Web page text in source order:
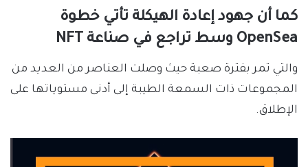
كما أن جهود إعادة الهيكلة تأتي خطوة
OpenSea وسط تراجع في صناعة NFT
والتي تمر بفترة صعبة حيث وصلت العناصر من العديد من
المجموعات ذات السمعة الطيبة إلى أدنى مستوياتها على
الإطلاق.